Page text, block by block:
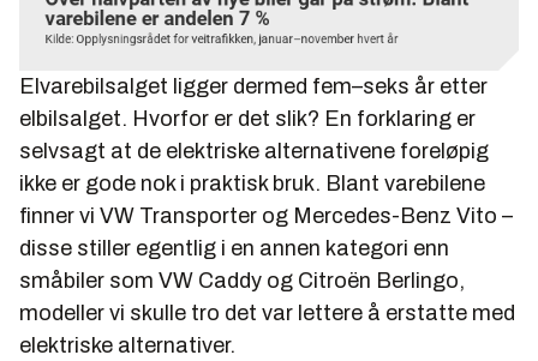
Elvarebilsalget ligger dermed fem–seks år etter
elbilsalget. Hvorfor er det slik? En forklaring er
selvsagt at de elektriske alternativene foreløpig
ikke er gode nok i praktisk bruk. Blant varebilene
finner vi VW Transporter og Mercedes-Benz Vito –
disse stiller egentlig i en annen kategori enn
småbiler som VW Caddy og Citroën Berlingo,
modeller vi skulle tro det var lettere å erstatte med
elektriske alternativer.